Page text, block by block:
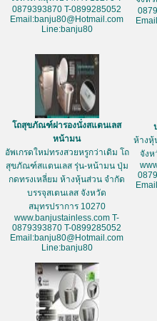
0879393870 T-0899285052
Email:banju80@Hotmail.com
Line:banju80
โถสุขภัณฑ์ฝารองนั่งสแตนเลส
หน้ามน
อัพเกรดใหม่ทรงสวยหรูกว่าเดิม โถ
สุขภัณฑ์สแตนเลส รุ่น-หน้ามน ปุ่ม
กดทรงเหลี่ยม ห้างหุ้นส่วน จำกัด
บรรจุสเตนเลส จังหวัด
สมุทรปราการ 10270
www.banjustainless.com T-
0879393870 T-0899285052
Email:banju80@Hotmail.com
Line:banju80
ห้างหุ้
จังห